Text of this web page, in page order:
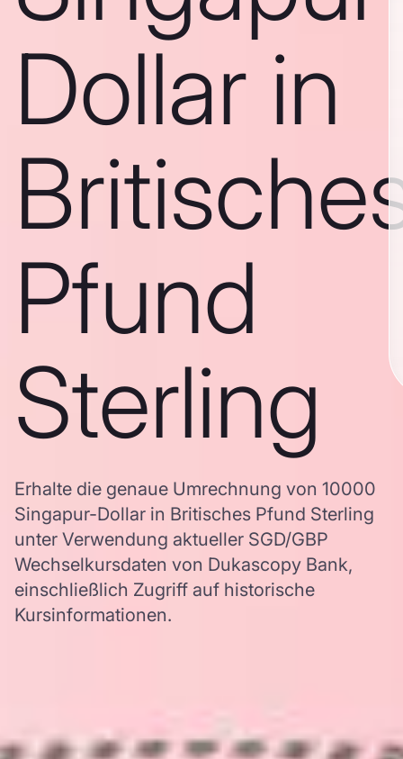
Dollar in
Pfund
Sterling
Erhalte die genaue Umrechnung von 10000
Singapur-Dollar in Britisches Pfund Sterling
unter Verwendung aktueller SGD/GBP
Wechselkursdaten von Dukascopy Bank,
einschließlich Zugriff auf historische
Kursinformationen.